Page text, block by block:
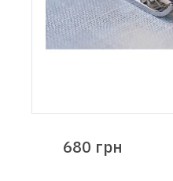
УЦЕНКА
Гарантия
680 грн